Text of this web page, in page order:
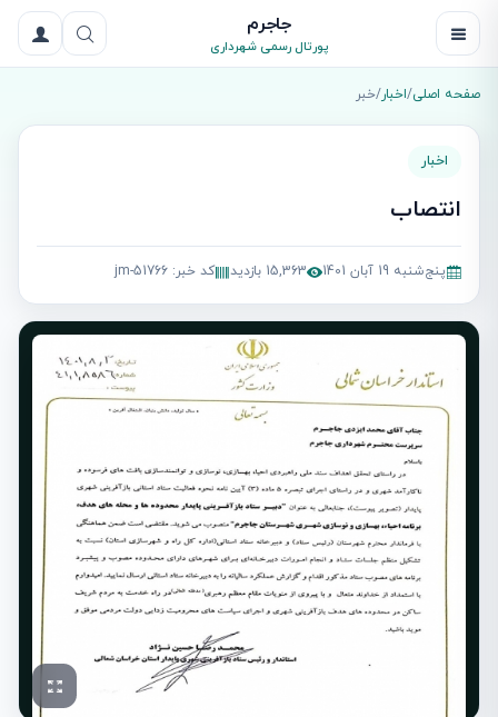
جاجرم
پورتال رسمی شهرداری
صفحه اصلی/اخبار/خبر
اخبار
انتصاب
پنج‌شنبه 19 آبان 1401 15,363 بازدید کد خبر: jm-51766